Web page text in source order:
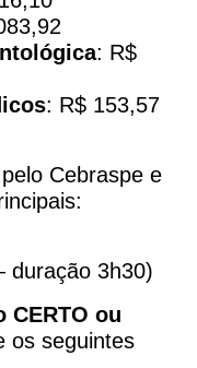
: R$
: R$ 153,57
Cebraspe e
duração 3h30)
CERTO ou
os seguintes